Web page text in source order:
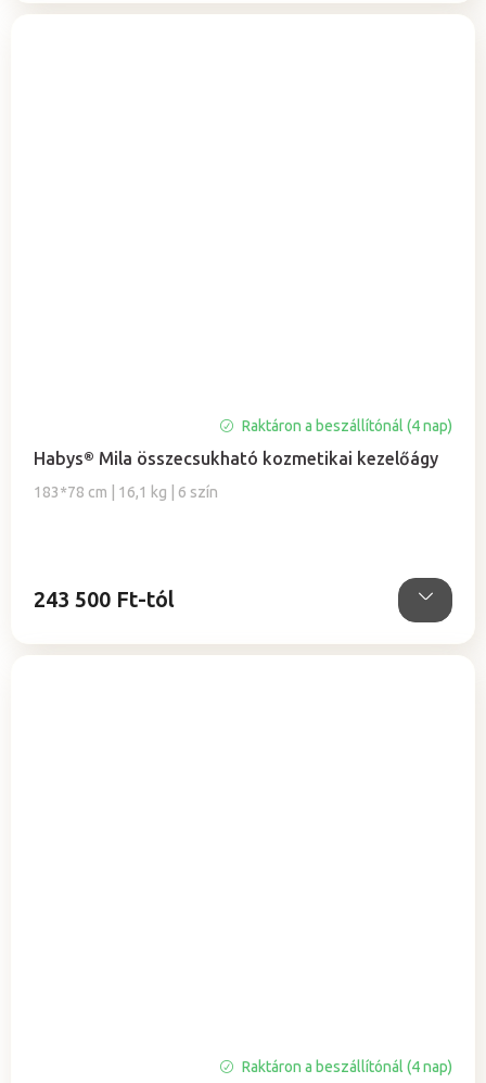
Habys® Mila összecsukható kozmetikai kezelőágy
183*78 cm | 16,1 kg | 6 szín
Raktáron a beszállítónál (4 nap)
243 500 Ft-tól
Raktáron a beszállítónál (4 nap)